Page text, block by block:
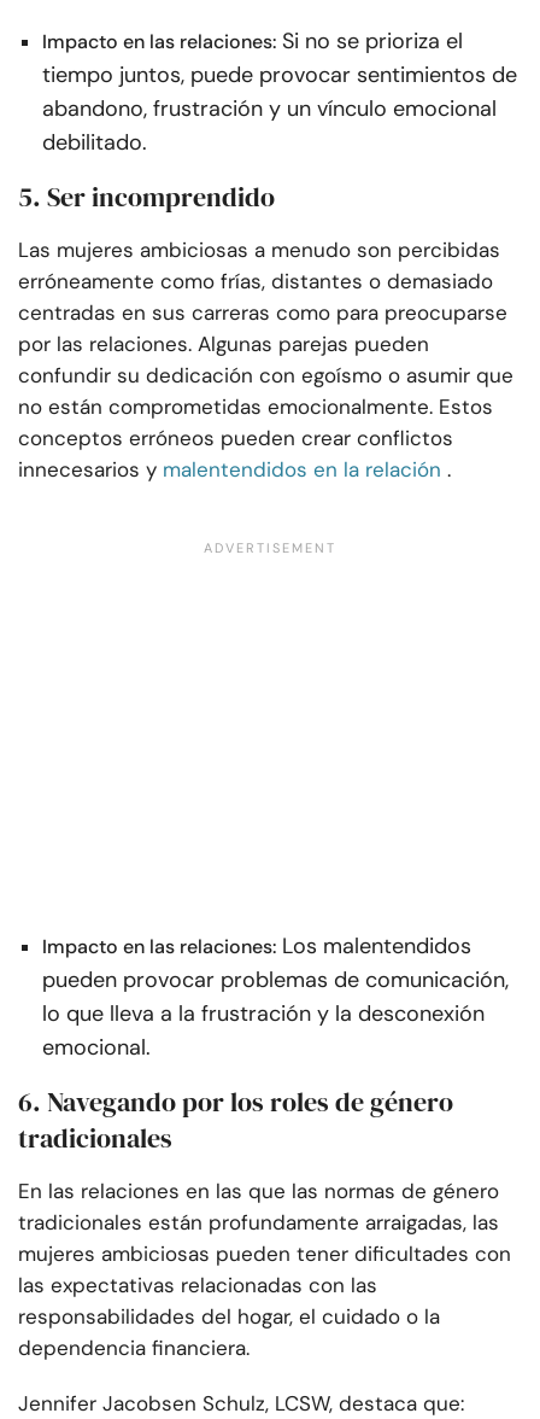
Impacto en las relaciones: Si no se prioriza el
tiempo juntos, puede provocar sentimientos de
abandono, frustración y un vínculo emocional
debilitado.
5. Ser incomprendido
Las mujeres ambiciosas a menudo son percibidas
erróneamente como frías, distantes o demasiado
centradas en sus carreras como para preocuparse
por las relaciones. Algunas parejas pueden
confundir su dedicación con egoísmo o asumir que
no están comprometidas emocionalmente. Estos
conceptos erróneos pueden crear conflictos
innecesarios y malentendidos en la relación .
Impacto en las relaciones: Los malentendidos
pueden provocar problemas de comunicación,
lo que lleva a la frustración y la desconexión
emocional.
6. Navegando por los roles de género
tradicionales
En las relaciones en las que las normas de género
tradicionales están profundamente arraigadas, las
mujeres ambiciosas pueden tener dificultades con
las expectativas relacionadas con las
responsabilidades del hogar, el cuidado o la
dependencia financiera.
Jennifer Jacobsen Schulz, LCSW, destaca que: